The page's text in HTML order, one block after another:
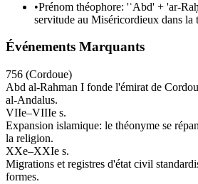
•Prénom théophore: 'ʿAbd' +
servitude au Miséricordieux dans la
Événements Marquants
756 (Cordoue)
Abd al‑Rahman I fonde l'émirat de
al‑Andalus.
VIIe–VIIIe s.
Expansion islamique: le théonyme se
la religion.
XXe–XXIe s.
Migrations et registres d'état civil
formes.